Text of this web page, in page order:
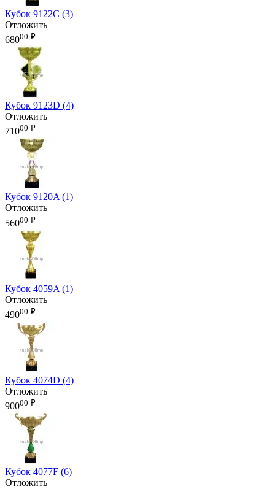
Кубок 9122C (3)
Отложить
68000 ₽
Кубок 9123D (4)
Отложить
71000 ₽
Кубок 9120A (1)
Отложить
56000 ₽
Кубок 4059A (1)
Отложить
49000 ₽
Кубок 4074D (4)
Отложить
90000 ₽
Кубок 4077F (6)
Отложить